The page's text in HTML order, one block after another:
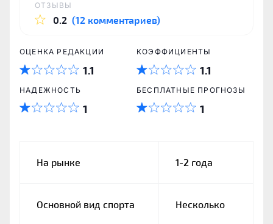
ОТЗЫВЫ
0.2 (12 комментариев)
ОЦЕНКА РЕДАКЦИИ
1.1
КОЭФФИЦИЕНТЫ
1.1
НАДЕЖНОСТЬ
1
БЕСПЛАТНЫЕ ПРОГНОЗЫ
1
На рынке 1-2 года
Основной вид спорта Несколько